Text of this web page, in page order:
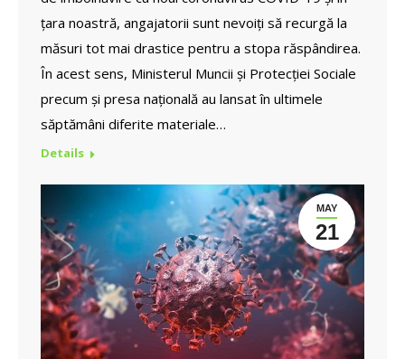
țara noastră, angajatorii sunt nevoiți să recurgă la
măsuri tot mai drastice pentru a stopa răspândirea.
În acest sens, Ministerul Muncii și Protecției Sociale
precum și presa națională au lansat în ultimele
săptămâni diferite materiale…
Details
MAY
21